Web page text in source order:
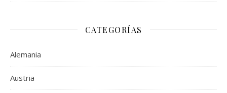
CATEGORÍAS
Alemania
Austria